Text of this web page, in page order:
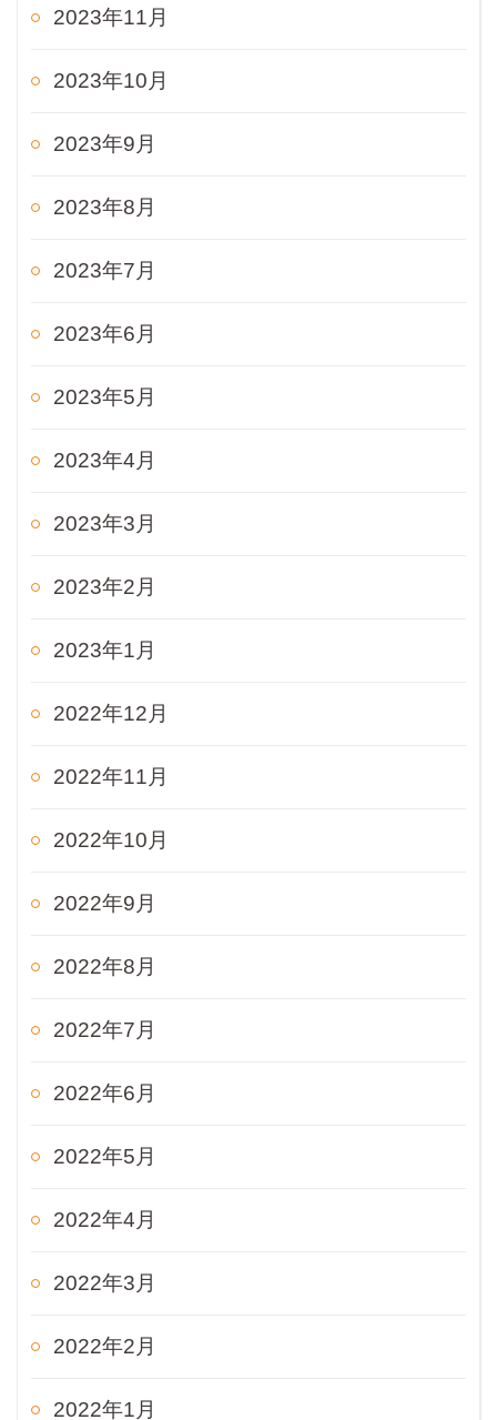
2023年11月
2023年10月
2023年9月
2023年8月
2023年7月
2023年6月
2023年5月
2023年4月
2023年3月
2023年2月
2023年1月
2022年12月
2022年11月
2022年10月
2022年9月
2022年8月
2022年7月
2022年6月
2022年5月
2022年4月
2022年3月
2022年2月
2022年1月